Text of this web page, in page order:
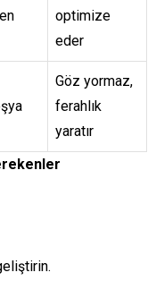
optimize
eder
Göz yormaz,
ferahlık
yaratır